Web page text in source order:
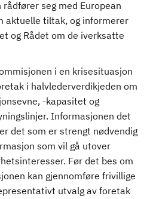
seg med European
aktuelle tiltak, og informerer
og Rådet om de iverksatte
i en krisesituasjon
i halvlederverdikjeden om
-kapasitet og
Informasjonen det
det som er strengt nødvendig
som vil gå utover
Før det bes om
kan gjennomføre frivillige
utvalg av foretak